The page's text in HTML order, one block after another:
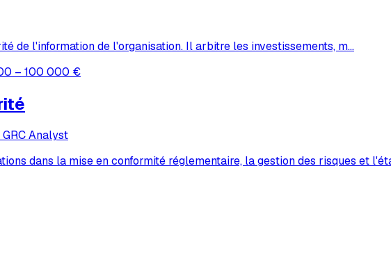
de l'information de l'organisation. Il arbitre les investissements, m…
– 100 000 €
GRC Analyst
dans la mise en conformité réglementaire, la gestion des risques et